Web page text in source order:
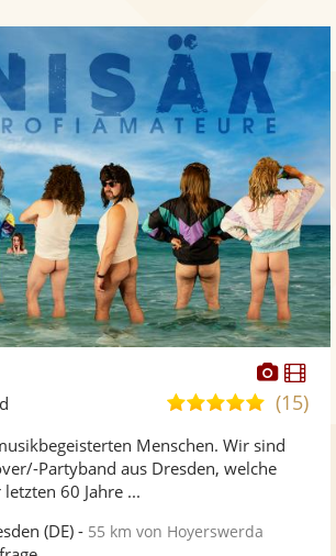
Fotos
4,9
5
(15)
Menschen. Wir sind
Partyband aus Dresden, welche
60 Jahre ...
(DE) - 55 km von Hoyerswerda